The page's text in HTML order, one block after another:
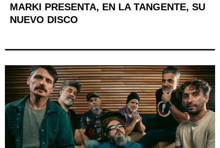
MARKI PRESENTA, EN LA TANGENTE, SU
NUEVO DISCO